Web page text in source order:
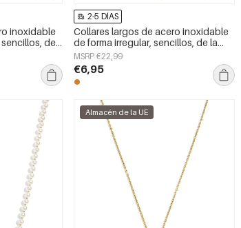
inoxidable
de
para
2-5 DÍAS
Collares largos de acero inoxidable
de forma irregular, sencillos, de la
serie Simple Daily para mujer.
MSRP €22,99
€6,95
Almacén de la UE